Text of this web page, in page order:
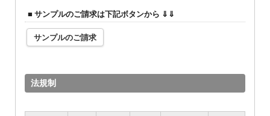
■ サンプルのご請求は下記ボタンから ⇓⇓
法規制